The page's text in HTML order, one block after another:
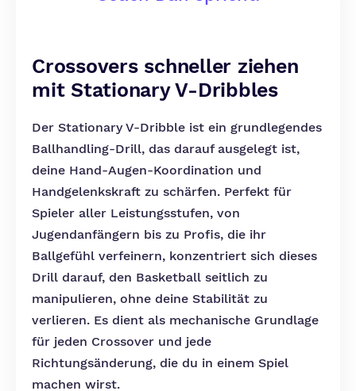
Crossovers schneller ziehen
mit Stationary V-Dribbles
Der Stationary V-Dribble ist ein grundlegendes
Ballhandling-Drill, das darauf ausgelegt ist,
deine Hand-Augen-Koordination und
Handgelenkskraft zu schärfen. Perfekt für
Spieler aller Leistungsstufen, von
Jugendanfängern bis zu Profis, die ihr
Ballgefühl verfeinern, konzentriert sich dieses
Drill darauf, den Basketball seitlich zu
manipulieren, ohne deine Stabilität zu
verlieren. Es dient als mechanische Grundlage
für jeden Crossover und jede
Richtungsänderung, die du in einem Spiel
machen wirst.